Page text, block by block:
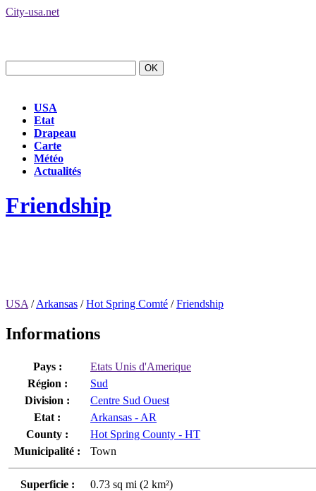
City-usa.net
USA
Etat
Drapeau
Carte
Météo
Actualités
Friendship
USA /Arkansas /Hot Spring Comté /Friendship
Informations
Pays :
Etats Unis d'Amerique
Région :
Sud
Division :
Centre Sud Ouest
Etat :
Arkansas - AR
County :
Hot Spring County - HT
Municipalité :
Town
Superficie :
0.73 sq mi (2 km²)